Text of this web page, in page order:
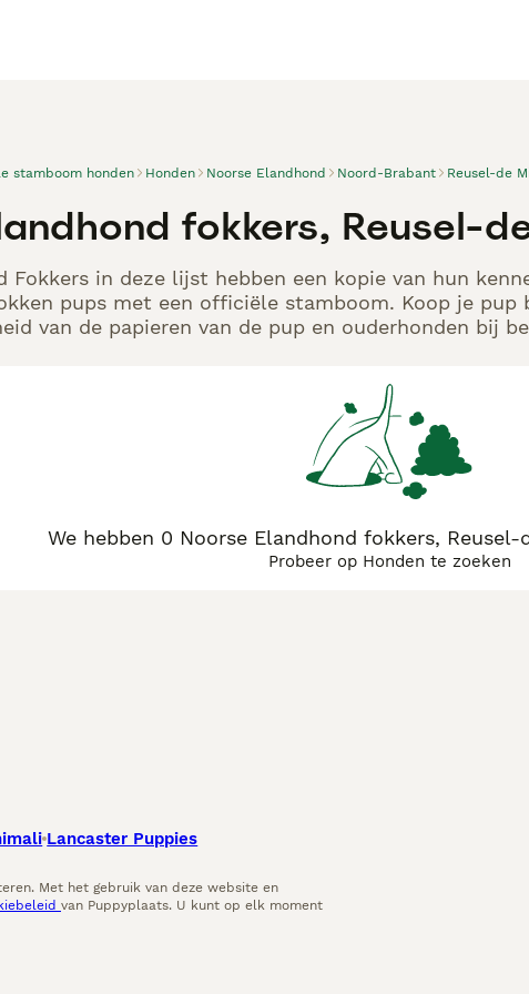
stamboom honden Honden Noorse Elandhond Noord-Brabant Reusel-de
fokkers, Reusel-
Fokkers in deze lijst hebben een kopie van hun
pups met een officiële stamboom. Koop je
van de papieren van de pup en ouderhonden bij
We hebben 0 Noorse Elandhond fokkers, Reusel-
Probeer op Honden te zoeken
Lancaster Puppies
Met het gebruik van deze website en
van Puppyplaats. U kunt op elk moment